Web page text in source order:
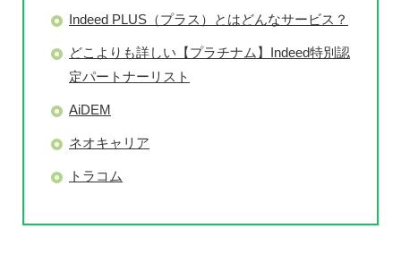
Indeed PLUS（プラス）とはどんなサービス？
どこよりも詳しい【プラチナム】Indeed特別認
定パートナーリスト
AiDEM
ネオキャリア
トラコム